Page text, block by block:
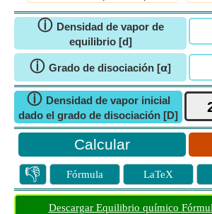
ⓘ Densidad de vapor de
equilibrio [d]
ⓘ Grado de disociación [𝝰]
ⓘ Densidad de vapor inicial
dado el grado de disociación [D]
👎 Fórmula LaTeX
Descargar Equilibrio químico